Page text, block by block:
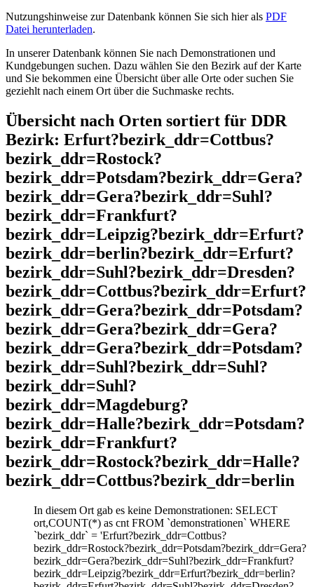
Nutzungshinweise zur Datenbank können Sie sich hier als PDF
Datei herunterladen.
In unserer Datenbank können Sie nach Demonstrationen und
Kundgebungen suchen. Dazu wählen Sie den Bezirk auf der Karte
und Sie bekommen eine Übersicht über alle Orte oder suchen Sie
geziehlt nach einem Ort über die Suchmaske rechts.
Übersicht nach Orten sortiert für DDR
Bezirk: Erfurt?bezirk_ddr=Cottbus?
bezirk_ddr=Rostock?
bezirk_ddr=Potsdam?bezirk_ddr=Gera?
bezirk_ddr=Gera?bezirk_ddr=Suhl?
bezirk_ddr=Frankfurt?
bezirk_ddr=Leipzig?bezirk_ddr=Erfurt?
bezirk_ddr=berlin?bezirk_ddr=Erfurt?
bezirk_ddr=Suhl?bezirk_ddr=Dresden?
bezirk_ddr=Cottbus?bezirk_ddr=Erfurt?
bezirk_ddr=Gera?bezirk_ddr=Potsdam?
bezirk_ddr=Gera?bezirk_ddr=Gera?
bezirk_ddr=Gera?bezirk_ddr=Potsdam?
bezirk_ddr=Suhl?bezirk_ddr=Suhl?
bezirk_ddr=Suhl?
bezirk_ddr=Magdeburg?
bezirk_ddr=Halle?bezirk_ddr=Potsdam?
bezirk_ddr=Frankfurt?
bezirk_ddr=Rostock?bezirk_ddr=Halle?
bezirk_ddr=Cottbus?bezirk_ddr=berlin
In diesem Ort gab es keine Demonstrationen: SELECT
ort,COUNT(*) as cnt FROM `demonstrationen` WHERE
`bezirk_ddr` = 'Erfurt?bezirk_ddr=Cottbus?
bezirk_ddr=Rostock?bezirk_ddr=Potsdam?bezirk_ddr=Gera?
bezirk_ddr=Gera?bezirk_ddr=Suhl?bezirk_ddr=Frankfurt?
bezirk_ddr=Leipzig?bezirk_ddr=Erfurt?bezirk_ddr=berlin?